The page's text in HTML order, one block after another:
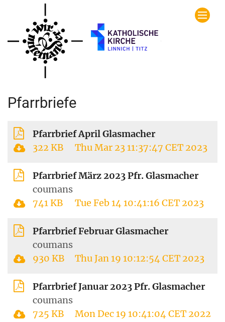
Zum Inhalt springen
Pfarrbriefe
Pfarrbrief April Glasmacher
322 KB
Thu Mar 23 11:37:47 CET 2023
Pfarrbrief März 2023 Pfr. Glasmacher
coumans
741 KB
Tue Feb 14 10:41:16 CET 2023
Pfarrbrief Februar Glasmacher
coumans
930 KB
Thu Jan 19 10:12:54 CET 2023
Pfarrbrief Januar 2023 Pfr. Glasmacher
coumans
725 KB
Mon Dec 19 10:41:04 CET 2022